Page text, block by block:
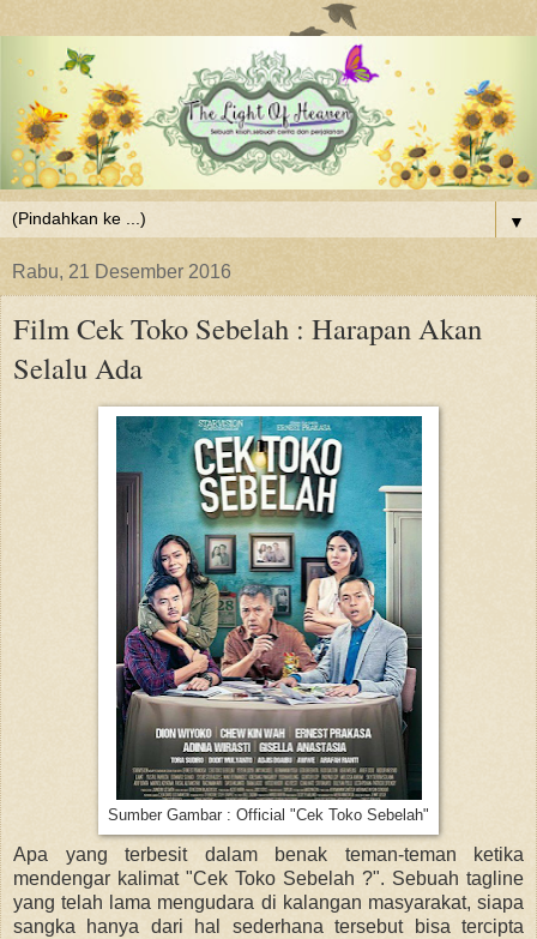
▼
Rabu, 21 Desember 2016
Film Cek Toko Sebelah : Harapan Akan
Selalu Ada
Sumber Gambar : Official "Cek Toko Sebelah"
Apa yang terbesit dalam benak teman-teman ketika
mendengar kalimat "Cek Toko Sebelah ?". Sebuah tagline
yang telah lama mengudara di kalangan masyarakat, siapa
sangka hanya dari hal sederhana tersebut bisa tercipta